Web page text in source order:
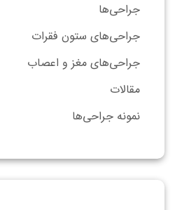
جراحی‌ها
جراحی‌های ستون فقرات
جراحی‌های مغز و اعصاب
مقالات
نمونه جراحی‌ها